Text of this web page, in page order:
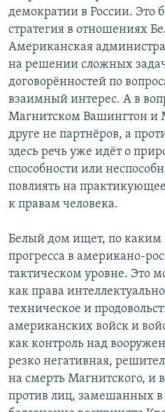
демократии в России. Это
стратегия в отношениях
Американская
на решении сложных
договорённостей по
взаимный интерес. А в
Магнитском Вашингтон и
друге не партнёров, а
здесь речь уже идёт о
способности или
повлиять на
к правам человека.
Белый дом ищет, по каким
прогресса в американо-
тактическом уровне. Это
как права
техническое и
американских войск и
как контроль над
резко негативная,
на смерть Магнитского, и
против лиц, замешанных в